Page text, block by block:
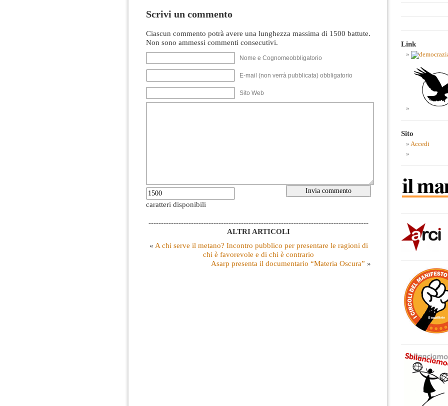
Scrivi un commento
Ciascun commento potrà avere una lunghezza massima di 1500 battute.
Non sono ammessi commenti consecutivi.
Nome e Cognomeobbligatorio
E-mail (non verrà pubblicata) obbligatorio
Sito Web
caratteri disponibili
----------------------------------------------------------------------------------------
ALTRI ARTICOLI
« A chi serve il metano? Incontro pubblico per presentare le ragioni di
chi è favorevole e di chi è contrario
Asarp presenta il documentario “Materia Oscura” »
Link
Sito
Accedi